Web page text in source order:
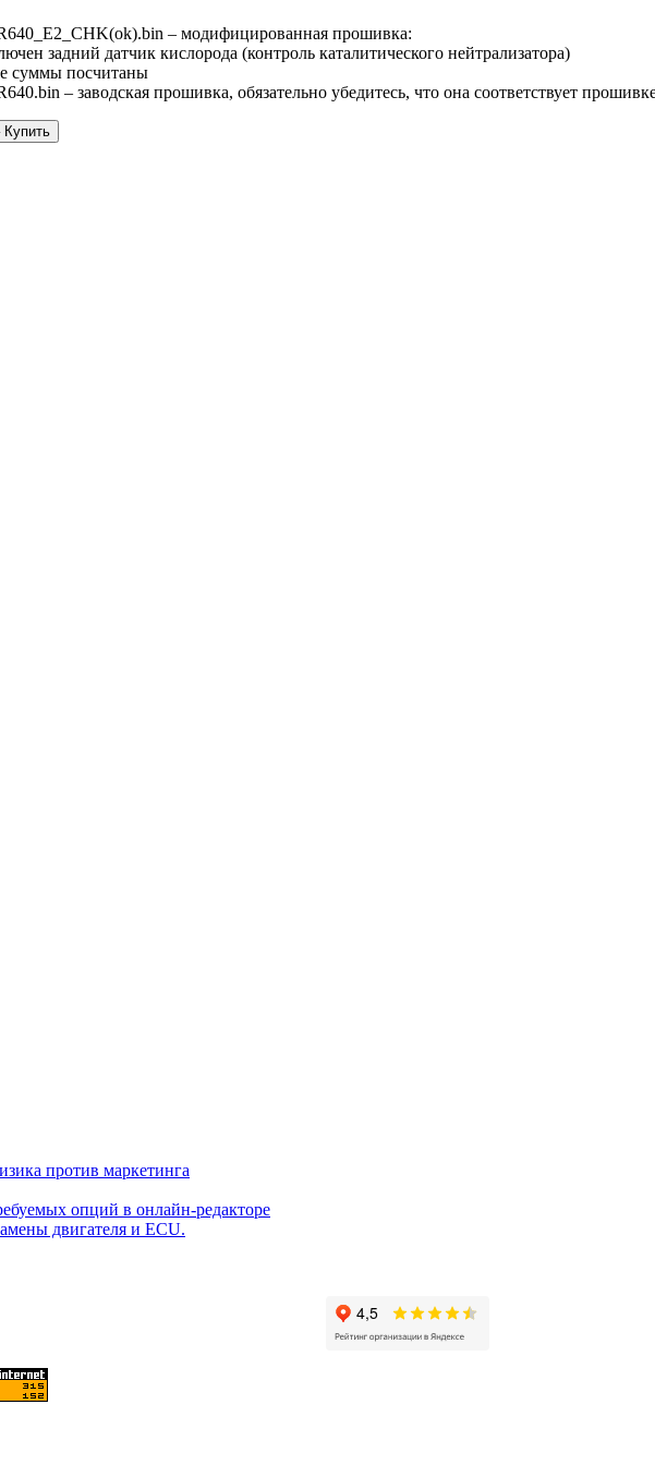
– модифицированная прошивка:
задний датчик кислорода (контроль каталитического нейтрализатора)
суммы посчитаны
– заводская прошивка, обязательно убедитесь, что она соответствует
Купить
против маркетинга
опций в онлайн-редакторе
двигателя и ECU.